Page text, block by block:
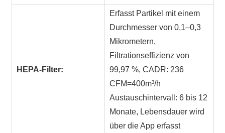
HEPA-Filter:
Erfasst Partikel mit einem
Durchmesser von 0,1–0,3
Mikrometern,
Filtrationseffizienz von
99,97 %, CADR: 236
CFM=400m³/h
Austauschintervall: 6 bis 12
Monate, Lebensdauer wird
über die App erfasst